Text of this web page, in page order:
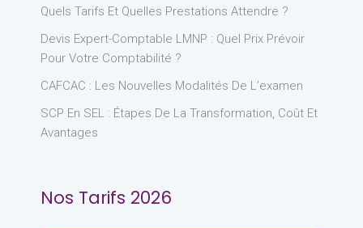
Quels Tarifs Et Quelles Prestations Attendre ?
Devis Expert-Comptable LMNP : Quel Prix Prévoir
Pour Votre Comptabilité ?
CAFCAC : Les Nouvelles Modalités De L’examen
SCP En SEL : Étapes De La Transformation, Coût Et
Avantages
Nos Tarifs 2026